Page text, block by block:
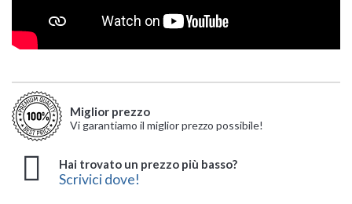
Miglior prezzo
Vi garantiamo il miglior prezzo possibile!
Hai trovato un prezzo più basso?
Scrivici dove!